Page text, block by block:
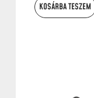
KOSÁRBA TESZEM